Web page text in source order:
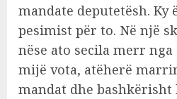
mandate deputetësh. Ky
pesimist për to. Në një
nëse ato secila merr
mijë vota, atëherë
mandat dhe bashkërisht